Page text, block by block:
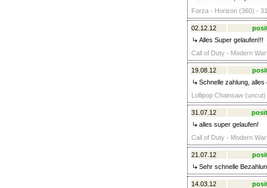
Forza - Horizon (360) -
02.12.12
Alles Super gelaufen!!!
Call of Duty - Modern
19.08.12
Schnelle zahlung, alles
Lollipop Chainsaw
31.07.12
alles super gelaufen!
Call of Duty - Modern
21.07.12
Sehr schnelle
14.03.12